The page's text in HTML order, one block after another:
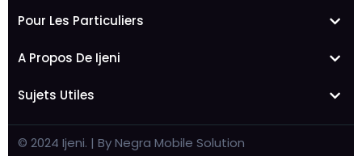
Pour Les Particuliers
A Propos De Ijeni
Sujets Utiles
© 2024 Ijeni. | By Negra Mobile Solution